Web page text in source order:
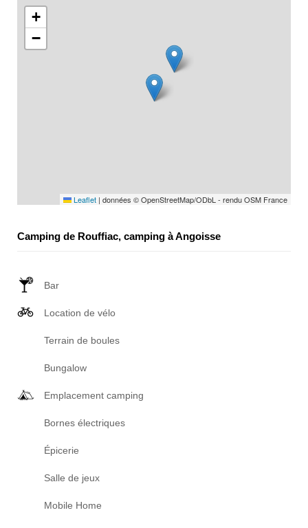
+
−
Leaflet | données © OpenStreetMap/ODbL - rendu OSM France
Camping de Rouffiac, camping à Angoisse
Bar
Location de vélo
Terrain de boules
Bungalow
Emplacement camping
Bornes électriques
Épicerie
Salle de jeux
Mobile Home